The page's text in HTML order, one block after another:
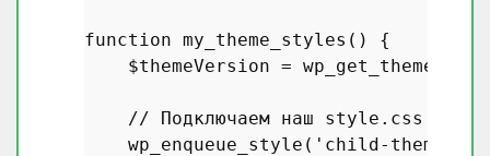
function my_theme_styles ( ) {
$themeVersion = wp_get_theme
// Подключаем наш style.css с
wp_enqueue_style ( 'child-theme-